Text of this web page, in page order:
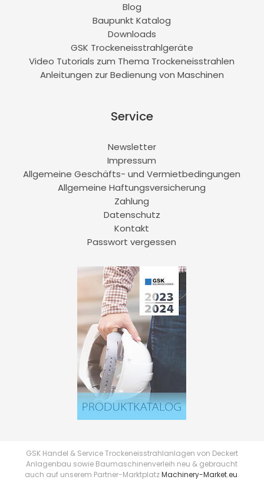
Blog
Baupunkt Katalog
Downloads
GSK Trockeneisstrahlgeräte
Video Tutorials zum Thema Trockeneisstrahlen
Anleitungen zur Bedienung von Maschinen
Service
Newsletter
Impressum
Allgemeine Geschäfts- und Vermietbedingungen
Allgemeine Haftungsversicherung
Zahlung
Datenschutz
Kontakt
Passwort vergessen
GSK Handel & Service Trockeneisstrahlanlagen von Deckert
Anlagenbau sowie Baumaschinenverleih neu & gebraucht
auch auf unserem Partner-MarktplatzMachinery-Market.eu.